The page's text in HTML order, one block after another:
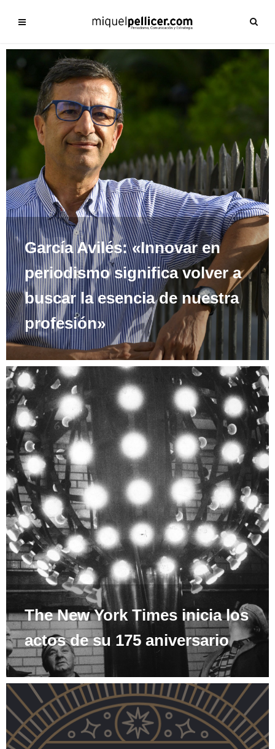
García Avilés: «Innovar en
periodismo significa volver a
buscar la esencia de nuestra
profesión»
The New York Times inicia los
actos de su 175 aniversario